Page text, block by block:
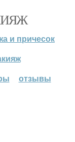
и причесок
отзывы